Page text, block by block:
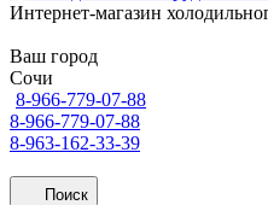
Интернет-магазин
Ваш город
Сочи
8-966-779-07-88
8-966-779-07-88
8-963-162-33-39
Поиск